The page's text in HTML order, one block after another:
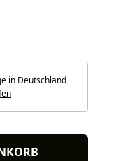
in Deutschland